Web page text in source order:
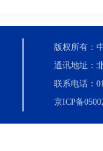
版权所有：
通讯地址：
联系电话：
京ICP备